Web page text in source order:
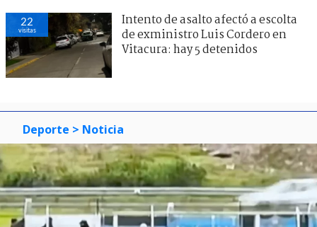
22
visitas
Intento de asalto afectó a escolta
de exministro Luis Cordero en
Vitacura: hay 5 detenidos
Deporte > Noticia